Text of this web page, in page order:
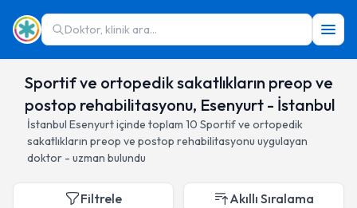
Doktor, klinik ara...
Sportif ve ortopedik sakatlıkların preop ve
postop rehabilitasyonu, Esenyurt - İstanbul
İstanbul Esenyurtiçinde toplam 10 Sportif ve ortopedik
sakatlıkların preop ve postop rehabilitasyonu uygulayan
doktor - uzman bulundu
Filtrele Akıllı Sıralama